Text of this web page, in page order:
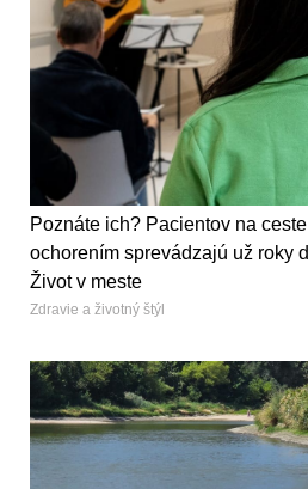
Poznáte ich? Pacientov na
ochorením sprevádzajú už roky
Život v meste
Zdravie a životný štýl